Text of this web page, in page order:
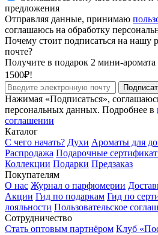
предложения
Отправляя данные, принимаю
соглашаюсь на обработку
Почему стоит подписаться на нашу
почте?
Получите в подарок 2 мини-
1500₽!
Нажимая «Подписаться»,
персональных данных. Подробнее в
соглашении
Каталог
С чего начать? Духи Ароматы для
Распродажа Подарочные
Коллекции Подарки Предзаказ
Покупателям
О нас Журнал о парфюмерии
Акции Гид по подаркам Гид по
лояльности Пользовательское
Сотрудничество
Стать оптовым партнёром Клуб